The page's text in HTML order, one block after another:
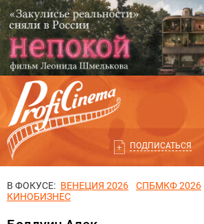
ПОДПИСАТЬСЯ
В ФОКУСЕ: ВЕНЕЦИЯ 2026 СПБМКФ 2026
КИНОБИЗНЕС